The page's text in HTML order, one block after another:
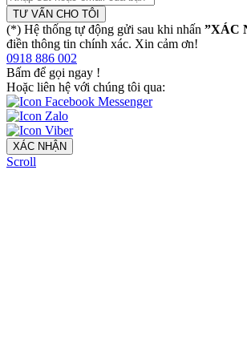
TƯ VẤN CHO TÔI
(*) Hệ thống tự động gửi sau khi nhấn ”XÁC
điền thông tin chính xác. Xin cảm ơn!
0918 886 002
Bấm để gọi ngay !
Hoặc liên hệ với chúng tôi qua:
XÁC NHẬN
Scroll